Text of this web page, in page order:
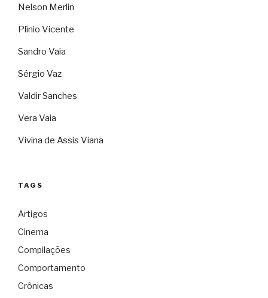
Nelson Merlin
Plínio Vicente
Sandro Vaia
Sérgio Vaz
Valdir Sanches
Vera Vaia
Vivina de Assis Viana
TAGS
Artigos
Cinema
Compilações
Comportamento
Crônicas